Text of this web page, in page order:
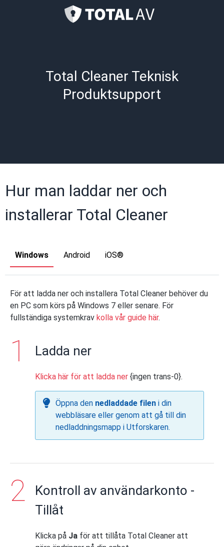
Total Cleaner Teknisk
Produktsupport
Hur man laddar ner och
installerar Total Cleaner
Windows Android iOS®
För att ladda ner och installera Total Cleaner behöver du
en PC som körs på Windows 7 eller senare. För
fullständiga systemkrav kolla vår guide här.
Ladda ner
Klicka här för att ladda ner {ingen trans-0}.
Öppna den nedladdade filen i din
webbläsare eller genom att gå till din
nedladdningsmapp i Utforskaren.
Kontroll av användarkonto -
Tillåt
Klicka på Ja för att tillåta Total Cleaner att